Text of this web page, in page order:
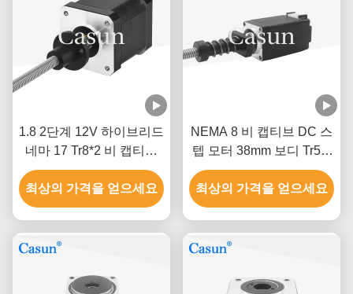
1.8 2단계 12V 하이브리드
네마 17 Tr8*2 비 캡티브
스테퍼 모터 48mm 몸체
최상의 가격을 얻으세요
NEMA 8 비 캡티브 DC 스
텝 모터 38mm 보디 Tr5 ×
2 미용 장비
최상의 가격을 얻으세요